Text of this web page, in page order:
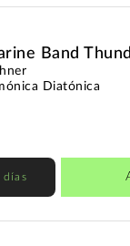
Band
Diatónica
días